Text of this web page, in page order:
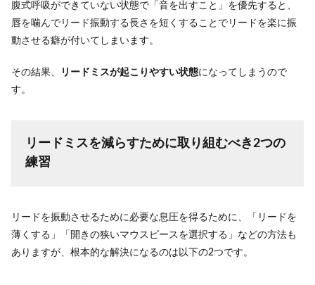
腹式呼吸ができていない状態で「音を出すこと」を優先すると、
唇を噛んでリード振動する長さを短くすることでリードを楽に振
動させる癖が付いてしまいます。
その結果、 リードミスが起こりやすい状態になってしまうので
す。
リードミスを減らすために取り組むべき2つの
練習
リードを振動させるために必要な息圧を得るために、「リードを
薄くする」「開きの狭いマウスピースを選択する」などの方法も
ありますが、根本的な解決になるのは以下の2つです。